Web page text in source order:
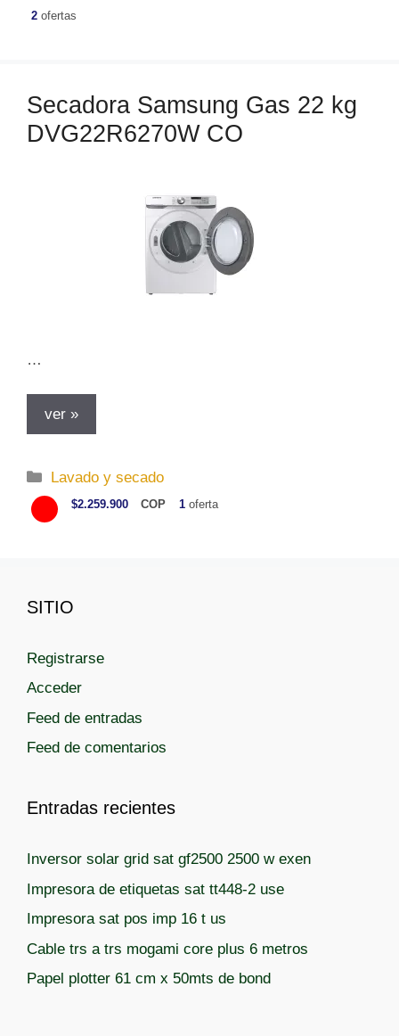
e
í
a
s
2 ofertas
Secadora Samsung Gas 22 kg
DVG22R6270W CO
…
ver »
C
a
t
r
a
Lavado y secado
$2.259.900 COP 1 oferta
SITIO
Registrarse
Acceder
Feed de entradas
Feed de comentarios
Entradas recientes
Inversor solar grid sat gf2500 2500 w exen
Impresora de etiquetas sat tt448-2 use
Impresora sat pos imp 16 t us
Cable trs a trs mogami core plus 6 metros
Papel plotter 61 cm x 50mts de bond